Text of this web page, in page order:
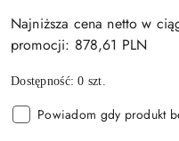
Najniższa cena netto w
promocji: 878,61 PLN
Dostępność:0 szt.
Powiadom gdy produkt